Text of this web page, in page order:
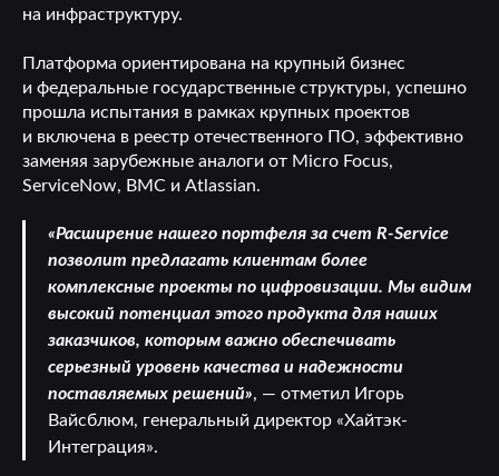
на инфраструктуру.
Платформа ориентирована на крупный бизнес
и федеральные государственные структуры, успешно
прошла испытания в рамках крупных проектов
и включена в реестр отечественного ПО, эффективно
заменяя зарубежные аналоги от Micro Focus,
ServiceNow, BMC и Atlassian.
«Расширение нашего портфеля за счет R-Service
позволит предлагать клиентам более
комплексные проекты по цифровизации. Мы видим
высокий потенциал этого продукта для наших
заказчиков, которым важно обеспечивать
серьезный уровень качества и надежности
поставляемых решений», — отметил Игорь
Вайсблюм, генеральный директор «Хайтэк-
Интеграция».